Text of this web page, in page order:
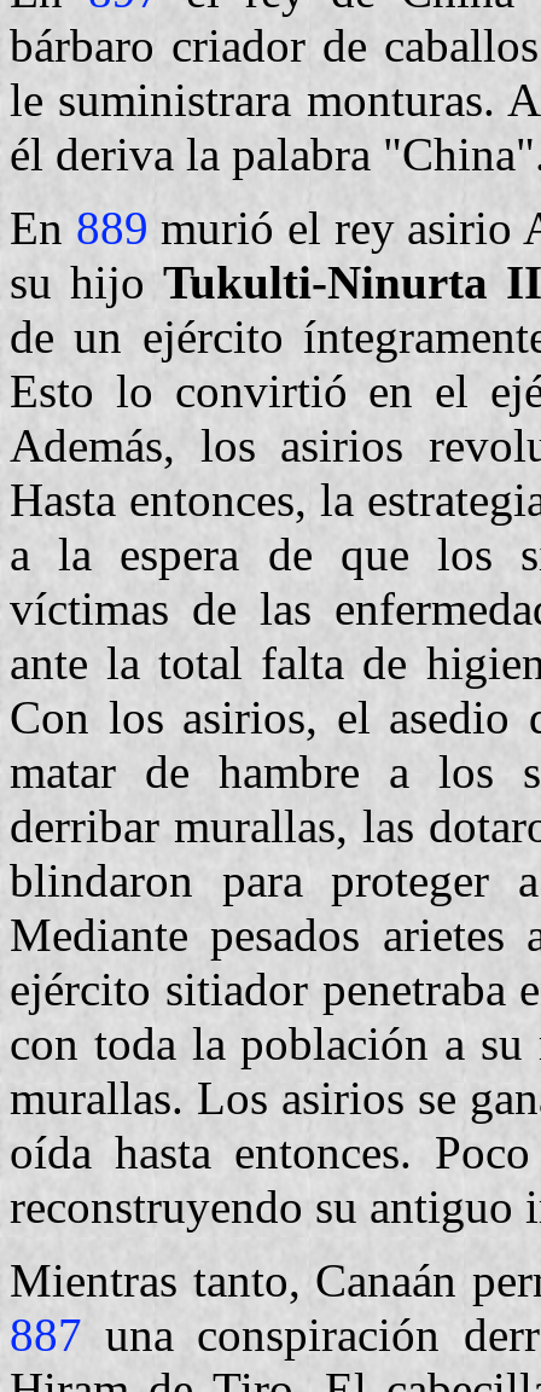
bárbaro criador de
le suministrara monturas.
él deriva la palabra
En 889 murió el rey asirio
su hijoTukulti-Ninurta
de un ejército
Esto lo convirtió en el
Además, los asirios
Hasta entonces, la
a la espera de que los
víctimas de las
ante la total falta de
Con los asirios, el asedio
matar de hambre a los
derribar murallas, las
blindaron para proteger
Mediante pesados
ejército sitiador penetraba
con toda la población a su
murallas. Los asirios se
oída hasta entonces.
reconstruyendo su antiguo
Mientras tanto, Canaán
887 una conspiración